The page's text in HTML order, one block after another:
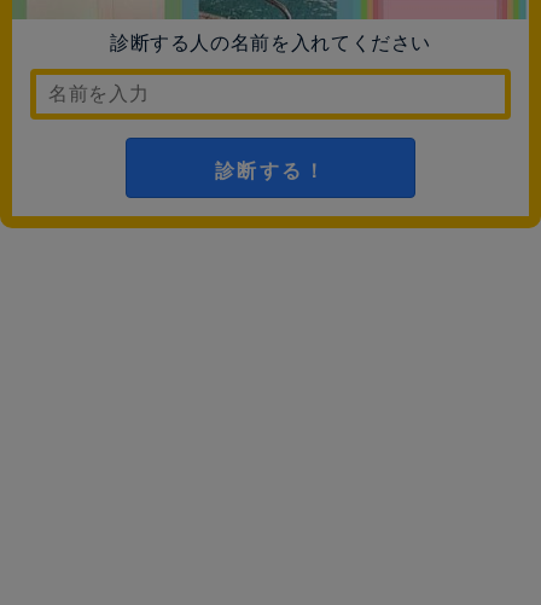
診断する人の名前を入れてください
診断する！